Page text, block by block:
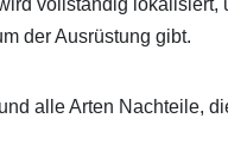
vollständig
der Ausrüstung gibt.
alle Arten Nachteile,